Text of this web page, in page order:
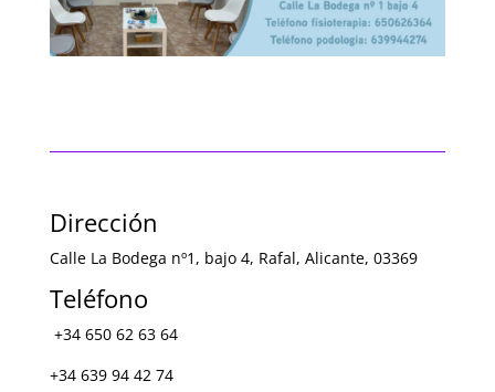
Dirección
Calle La Bodega nº1, bajo 4, Rafal, Alicante, 03369
Teléfono
+34 650 62 63 64
+34 639 94 42 74